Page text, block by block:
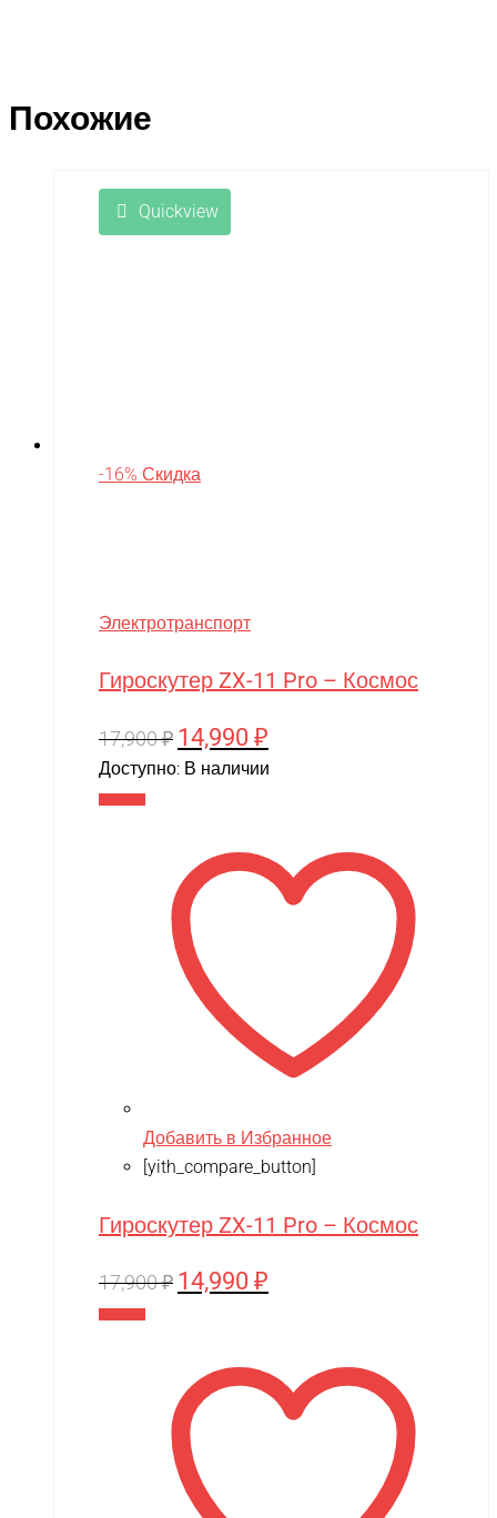
Похожие
Quickview
-16% Скидка
Электротранспорт
Гироскутер ZX-11 Pro – Космос
17,900₽ Первоначальная
цена
14,990 ₽
цена:
Доступно: В наличии
Добавить в Избранное
[yith_compare_button]
Гироскутер ZX-11 Pro – Космос
17,900₽ Первоначальная
17,900 ₽.
14,990 ₽